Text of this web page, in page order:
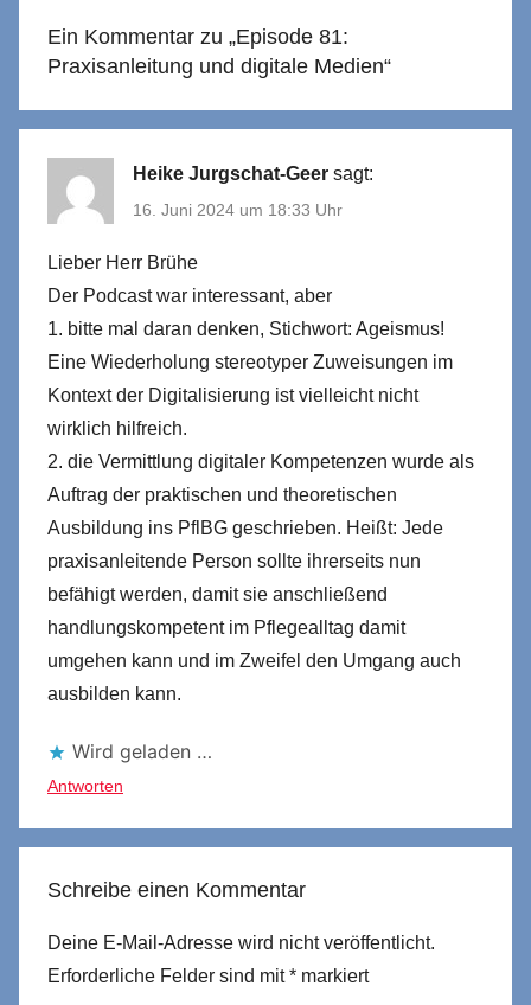
Ein Kommentar zu „Episode 81:
Praxisanleitung und digitale Medien“
Heike Jurgschat-Geer sagt:
16. Juni 2024 um 18:33 Uhr
Lieber Herr Brühe
Der Podcast war interessant, aber
1. bitte mal daran denken, Stichwort: Ageismus!
Eine Wiederholung stereotyper Zuweisungen im
Kontext der Digitalisierung ist vielleicht nicht
wirklich hilfreich.
2. die Vermittlung digitaler Kompetenzen wurde als
Auftrag der praktischen und theoretischen
Ausbildung ins PflBG geschrieben. Heißt: Jede
praxisanleitende Person sollte ihrerseits nun
befähigt werden, damit sie anschließend
handlungskompetent im Pflegealltag damit
umgehen kann und im Zweifel den Umgang auch
ausbilden kann.
Wird geladen …
Antworten
Schreibe einen Kommentar
Deine E-Mail-Adresse wird nicht veröffentlicht.
Erforderliche Felder sind mit* markiert